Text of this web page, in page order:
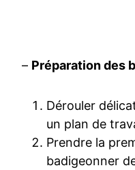
– Préparation des
Dérouler
un plan de
Prendre la
badigeonner